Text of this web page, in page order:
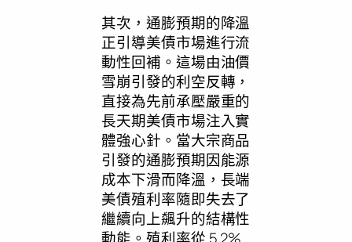
其次，通膨預期的降溫
正引導美債市場進行流
動性回補。這場由油價
雪崩引發的利空反轉，
直接為先前承壓嚴重的
長天期美債市場注入實
體強心針。當大宗商品
引發的通膨預期因能源
成本下滑而降溫，長端
美債殖利率隨即失去了
繼續向上飆升的結構性